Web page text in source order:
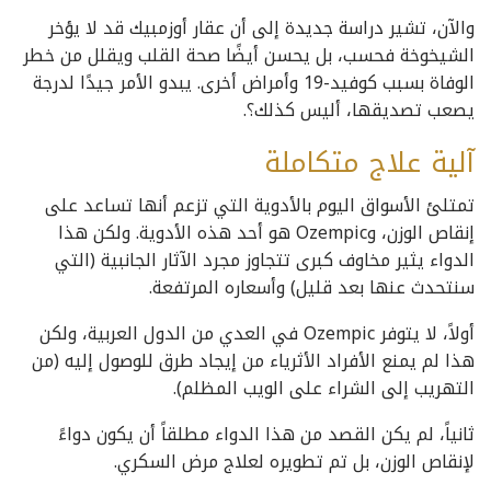
والآن، تشير دراسة جديدة إلى أن عقار أوزمبيك قد لا يؤخر
الشيخوخة فحسب، بل يحسن أيضًا صحة القلب ويقلل من خطر
الوفاة بسبب كوفيد-19 وأمراض أخرى. يبدو الأمر جيدًا لدرجة
يصعب تصديقها، أليس كذلك؟.
آلية علاج متكاملة
تمتلئ الأسواق اليوم بالأدوية التي تزعم أنها تساعد على
إنقاص الوزن، وOzempic هو أحد هذه الأدوية. ولكن هذا
الدواء يثير مخاوف كبرى تتجاوز مجرد الآثار الجانبية (التي
سنتحدث عنها بعد قليل) وأسعاره المرتفعة.
أولاً، لا يتوفر Ozempic في العدي من الدول العربية، ولكن
هذا لم يمنع الأفراد الأثرياء من إيجاد طرق للوصول إليه (من
التهريب إلى الشراء على الويب المظلم).
ثانياً، لم يكن القصد من هذا الدواء مطلقاً أن يكون دواءً
لإنقاص الوزن، بل تم تطويره لعلاج مرض السكري.